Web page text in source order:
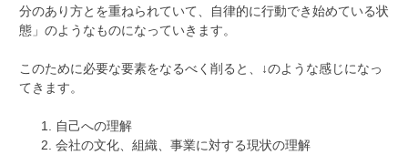
分のあり方とを重ねられていて、自律的に行動でき始めている状
態」のようなものになっていきます。
このために必要な要素をなるべく削ると、↓のような感じになっ
てきます。
自己への理解
会社の文化、組織、事業に対する現状の理解